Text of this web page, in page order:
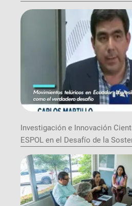
Investigación e Innovación
ESPOL en el Desafío de la